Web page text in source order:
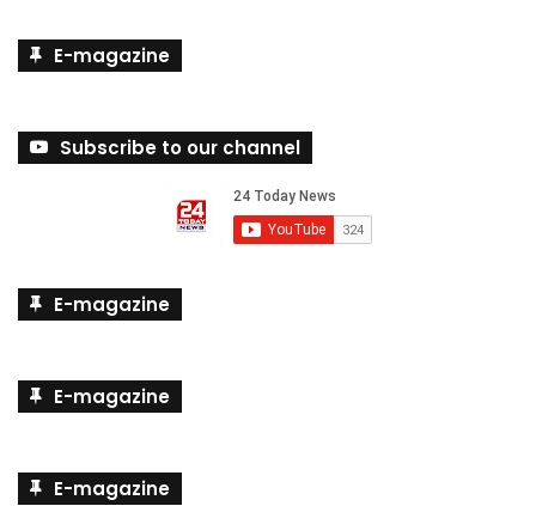
E-magazine
Subscribe to our channel
E-magazine
E-magazine
E-magazine